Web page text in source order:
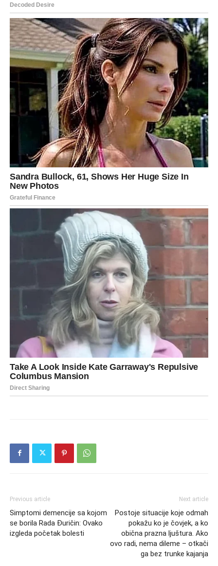
Previous article
Simptomi demencije sa kojom
se borila Rada Đuričin: Ovako
izgleda početak bolesti
Next article
Postoje situacije koje odmah
pokažu ko je čovjek, a ko
obična prazna ljuštura. Ako
ovo radi, nema dileme – otkači
ga bez trunke kajanja